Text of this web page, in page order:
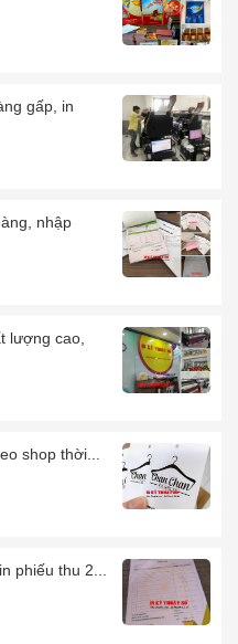
gấp, in
nhập
lượng cao,
shop thời...
phiếu thu 2...